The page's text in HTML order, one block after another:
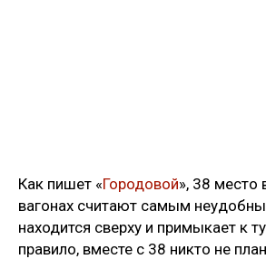
Как пишет «Городовой», 38 место
вагонах считают самым
находится сверху и примыкает к
правило, вместе с 38 никто не